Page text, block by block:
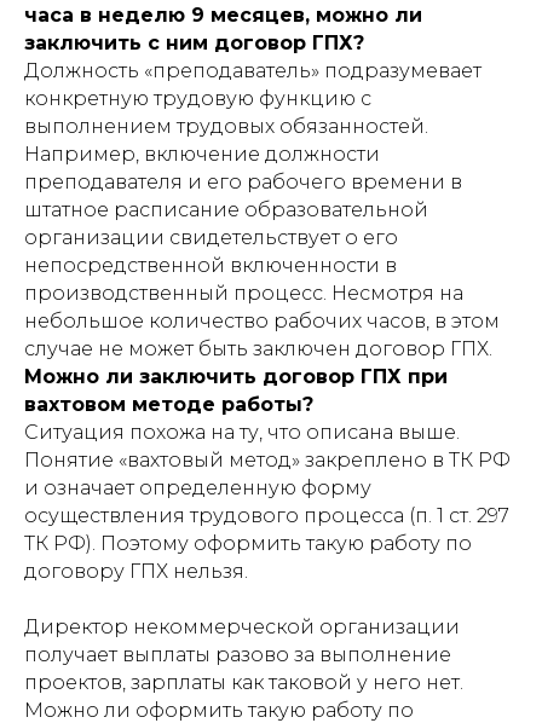
часа в неделю 9 месяцев, можно ли
заключить с ним договор ГПХ?
Должность «преподаватель» подразумевает
конкретную трудовую функцию с
выполнением трудовых обязанностей.
Например, включение должности
преподавателя и его рабочего времени в
штатное расписание образовательной
организации свидетельствует о его
непосредственной включенности в
производственный процесс. Несмотря на
небольшое количество рабочих часов, в этом
случае не может быть заключен договор ГПХ.
Можно ли заключить договор ГПХ при
вахтовом методе работы?
Ситуация похожа на ту, что описана выше.
Понятие «вахтовый метод» закреплено в ТК РФ
и означает определенную форму
осуществления трудового процесса (п. 1 ст. 297
ТК РФ). Поэтому оформить такую работу по
договору ГПХ нельзя.
Директор некоммерческой организации
получает выплаты разово за выполнение
проектов, зарплаты как таковой у него нет.
Можно ли оформить такую работу по